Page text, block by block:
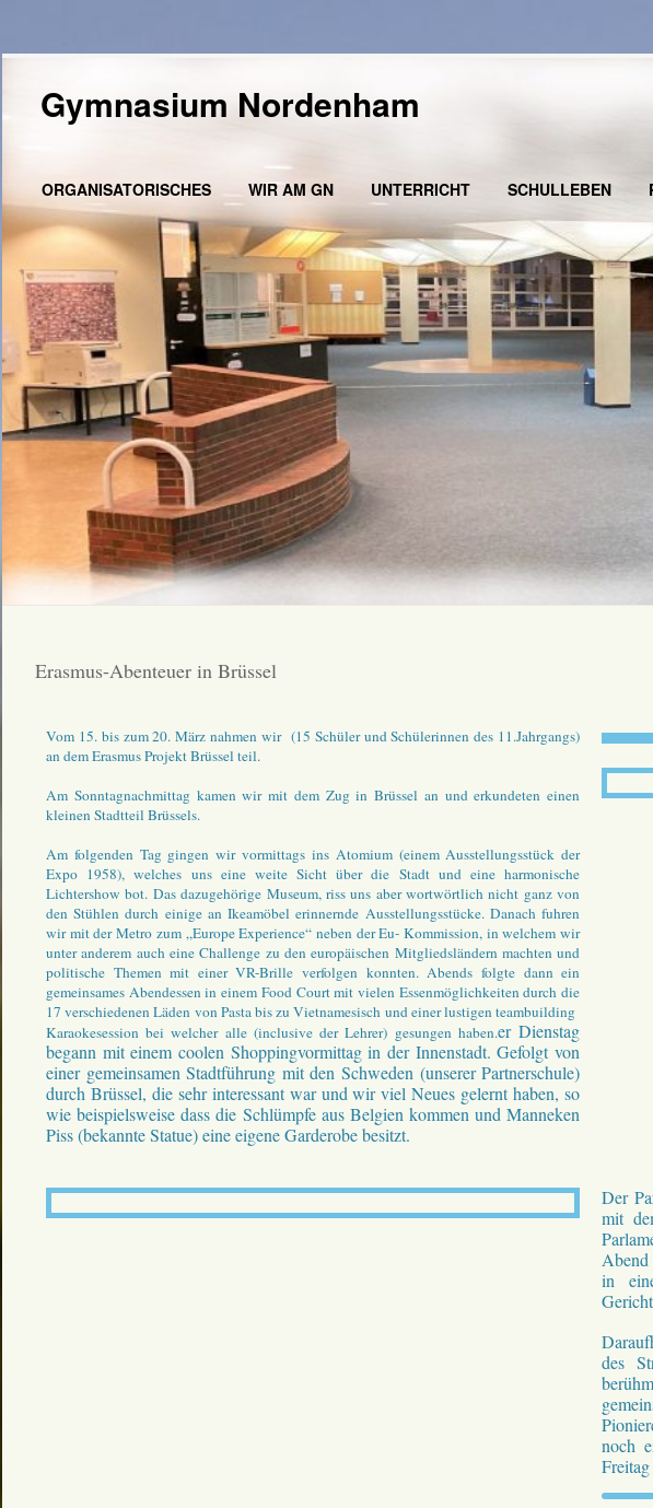
Gymnasium Nordenham
ORGANISATORISCHES WIR AM GN UNTERRICHT SCHULLEBEN
Erasmus-Abenteuer in Brüssel
Vom 15. bis zum 20. März nahmen wir (15 Schüler und Schülerinnen des 11.Jahrgangs)
an dem Erasmus Projekt Brüssel teil.
Am Sonntagnachmittag kamen wir mit dem Zug in Brüssel an und erkundeten einen
kleinen Stadtteil Brüssels.
Am folgenden Tag gingen wir vormittags ins Atomium (einem Ausstellungsstück der
Expo 1958), welches uns eine weite Sicht über die Stadt und eine harmonische
Lichtershow bot. Das dazugehörige Museum, riss uns aber wortwörtlich nicht ganz von
den Stühlen durch einige an Ikeamöbel erinnernde Ausstellungsstücke. Danach fuhren
wir mit der Metro zum „Europe Experience“ neben der Eu- Kommission, in welchem wir
unter anderem auch eine Challenge zu den europäischen Mitgliedsländern machten und
politische Themen mit einer VR-Brille verfolgen konnten. Abends folgte dann ein
gemeinsames Abendessen in einem Food Court mit vielen Essenmöglichkeiten durch die
17 verschiedenen Läden von Pasta bis zu Vietnamesisch und einer lustigen teambuilding
Karaokesession bei welcher alle (inclusive der Lehrer) gesungen haben.er Dienstag
begann mit einem coolen Shoppingvormittag in der Innenstadt. Gefolgt von
einer gemeinsamen Stadtführung mit den Schweden (unserer Partnerschule)
durch Brüssel, die sehr interessant war und wir viel Neues gelernt haben, so
wie beispielsweise dass die Schlümpfe aus Belgien kommen und Manneken
Piss (bekannte Statue) eine eigene Garderobe besitzt.
Der
mit
Abend
in
des
noch